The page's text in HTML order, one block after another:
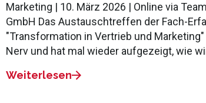
Marketing | 10. März 2026 | Online via
GmbH Das Austauschtreffen der Fach-Erfa
"Transformation in Vertrieb und
Nerv und hat mal wieder aufgezeigt, wie
Weiterlesen